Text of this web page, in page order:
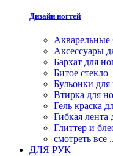
Дизайн ногтей
Аксессуары
Бархат для
Битое стекло
Бульонки для
Втирка для
Гель краска
Гибкая лента
Глиттер и
смотреть все
ДЛЯ РУК